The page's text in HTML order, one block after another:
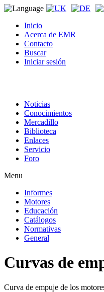
Inicio
Acerca de EMR
Contacto
Buscar
Iniciar sesión
Noticias
Conocimientos
Mercadillo
Biblioteca
Enlaces
Servicio
Foro
Menu
Informes
Motores
Educación
Catálogos
Normativas
General
Curvas de
Curva de empuje de los